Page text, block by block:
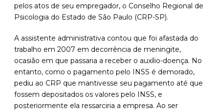
pelos atos de seu empregador, o Conselho Regional de
Psicologia do Estado de São Paulo (CRP-SP).
A assistente administrativa contou que foi afastada do
trabalho em 2007 em decorrência de meningite,
ocasião em que passaria a receber o auxílio-doença. No
entanto, como o pagamento pelo INSS é demorado,
pediu ao CRP que mantivesse seu pagamento até que
fossem depositados os valores pelo INSS, e
posteriormente ela ressarciria a empresa. Ao ser